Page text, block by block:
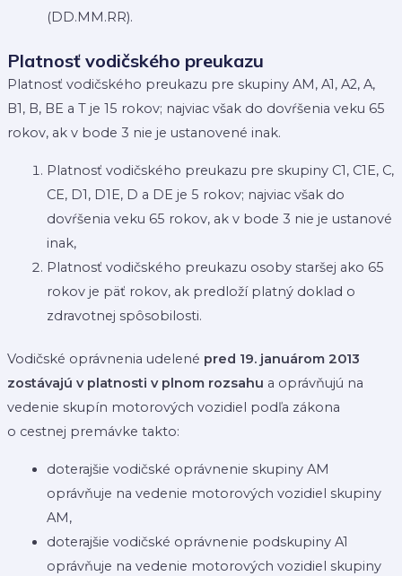
(DD.MM.RR).
Platnosť vodičského preukazu
Platnosť vodičského preukazu pre skupiny AM, A1, A2, A,
B1, B, BE a T je 15 rokov; najviac však do dovŕšenia veku 65
rokov, ak v bode 3 nie je ustanovené inak.
Platnosť vodičského preukazu pre skupiny C1, C1E, C,
CE, D1, D1E, D a DE je 5 rokov; najviac však do
dovŕšenia veku 65 rokov, ak v bode 3 nie je ustanové
inak,
Platnosť vodičského preukazu osoby staršej ako 65
rokov je päť rokov, ak predloží platný doklad o
zdravotnej spôsobilosti.
Vodičské oprávnenia udelené pred 19. januárom 2013
zostávajú v platnosti v plnom rozsahu a oprávňujú na
vedenie skupín motorových vozidiel podľa zákona
o cestnej premávke takto:
doterajšie vodičské oprávnenie skupiny AM
oprávňuje na vedenie motorových vozidiel skupiny
AM,
doterajšie vodičské oprávnenie podskupiny A1
oprávňuje na vedenie motorových vozidiel skupiny